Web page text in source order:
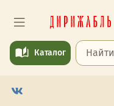
Каталог